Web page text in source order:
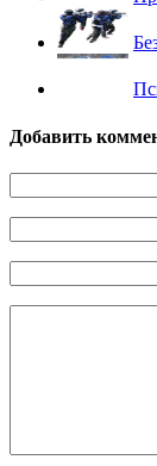
Добавить